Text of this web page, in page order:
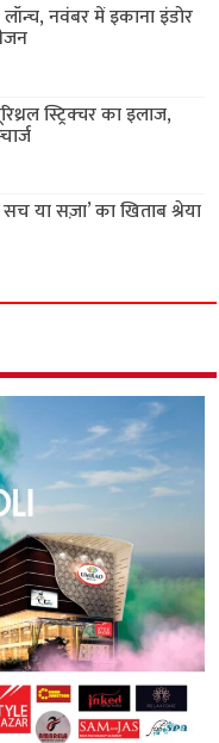
लॉन्च, नवंबर में इकाना इंडोर
स्ट्रिक्चर का इलाज,
या सज़ा’ का खिताब श्रेया